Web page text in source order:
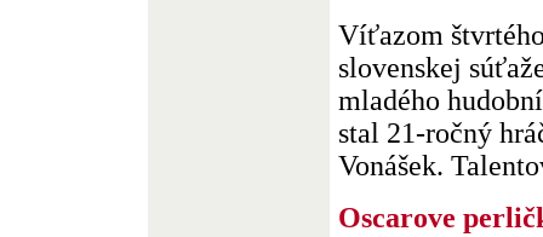
Víťazom
slovenskej
mladého
stal 21-ročný
Vonášek.
Oscarove